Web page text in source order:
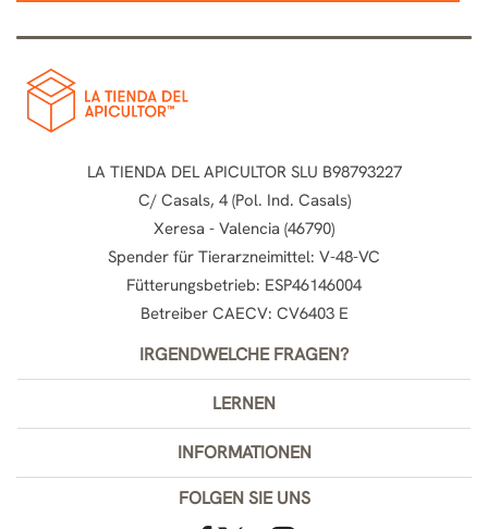
LA TIENDA DEL APICULTOR SLU B98793227
C/ Casals, 4 (Pol. Ind. Casals)
Xeresa - Valencia (46790)
Spender für Tierarzneimittel: V-48-VC
Fütterungsbetrieb: ESP46146004
Betreiber CAECV: CV6403 E
IRGENDWELCHE FRAGEN?
LERNEN
INFORMATIONEN
FOLGEN SIE UNS